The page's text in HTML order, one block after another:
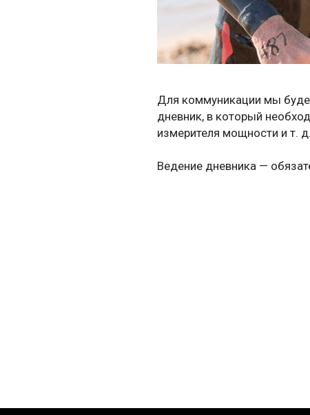
Для коммуникации мы
дневник, в который
измерителя мощности и т.
Ведение дневника —